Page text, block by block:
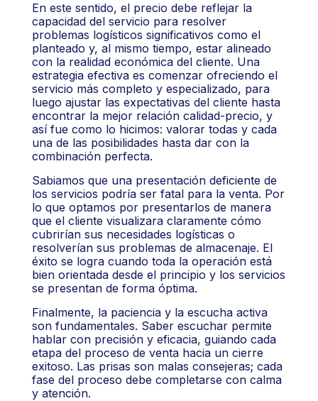
En este sentido, el precio debe reflejar la
capacidad del servicio para resolver
problemas logísticos significativos como el
planteado y, al mismo tiempo, estar alineado
con la realidad económica del cliente. Una
estrategia efectiva es comenzar ofreciendo el
servicio más completo y especializado, para
luego ajustar las expectativas del cliente hasta
encontrar la mejor relación calidad-precio, y
así fue como lo hicimos: valorar todas y cada
una de las posibilidades hasta dar con la
combinación perfecta.
Sabiamos que una presentación deficiente de
los servicios podría ser fatal para la venta. Por
lo que optamos por presentarlos de manera
que el cliente visualizara claramente cómo
cubrirían sus necesidades logísticas o
resolverían sus problemas de almacenaje. El
éxito se logra cuando toda la operación está
bien orientada desde el principio y los servicios
se presentan de forma óptima.
Finalmente, la paciencia y la escucha activa
son fundamentales. Saber escuchar permite
hablar con precisión y eficacia, guiando cada
etapa del proceso de venta hacia un cierre
exitoso. Las prisas son malas consejeras; cada
fase del proceso debe completarse con calma
y atención.